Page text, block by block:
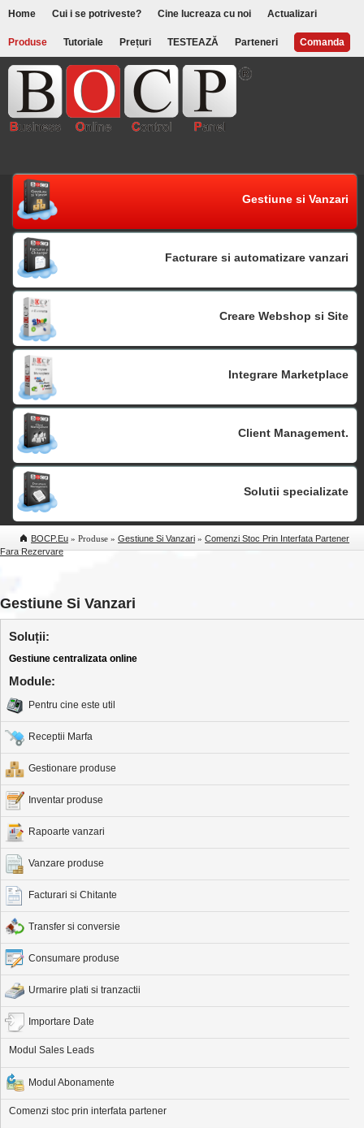
Home Cui i se potriveste? Cine lucreaza cu noi Actualizari
Produse Tutoriale Prețuri TESTEAZĂ Parteneri Comanda
Gestiune si Vanzari
Facturare si automatizare vanzari
Creare Webshop si Site
Integrare Marketplace
Client Management.
Solutii specializate
BOCP.eu » Produse » Gestiune Si Vanzari » Comenzi Stoc Prin Interfata Partener
Fara Rezervare
Gestiune Si Vanzari
Soluții:
Gestiune centralizata online
Module:
Pentru cine este util
Receptii Marfa
Gestionare produse
Inventar produse
Rapoarte vanzari
Vanzare produse
Facturari si Chitante
Transfer si conversie
Consumare produse
Urmarire plati si tranzactii
Importare Date
Modul Sales Leads
Modul Abonamente
Comenzi stoc prin interfata partener